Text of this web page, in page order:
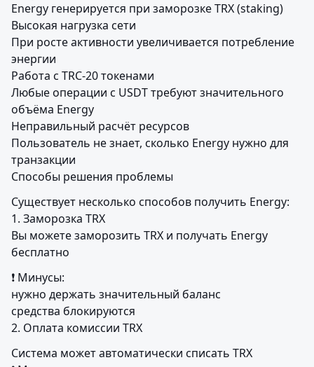
Energy генерируется при заморозке TRX (staking)
Высокая нагрузка сети
При росте активности увеличивается потребление
энергии
Работа с TRC-20 токенами
Любые операции с USDT требуют значительного
объёма Energy
Неправильный расчёт ресурсов
Пользователь не знает, сколько Energy нужно для
транзакции
Способы решения проблемы
Существует несколько способов получить Energy:
1. Заморозка TRX
Вы можете заморозить TRX и получать Energy
бесплатно
❗ Минусы:
нужно держать значительный баланс
средства блокируются
2. Оплата комиссии TRX
Система может автоматически списать TRX